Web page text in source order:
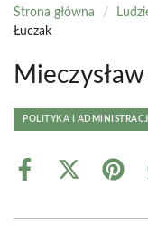
Strona główna /
Łuczak
POLITYKA I
Share
Share
(Twitter)
Share